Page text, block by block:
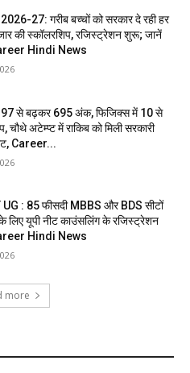
27: गरीब बच्चों को सरकार दे रही हर
की स्कॉलरशिप, रजिस्ट्रेशन शुरू; जानें
Hindi News
से बढ़कर 695 अंक, फिजिक्स में 10 से
चौथे अटेम्प्ट में राकिब को मिली सरकारी
Career...
UG : 85 फीसदी MBBS और BDS सीटों
लिए यूपी नीट काउंसलिंग के रजिस्ट्रेशन
Hindi News
more